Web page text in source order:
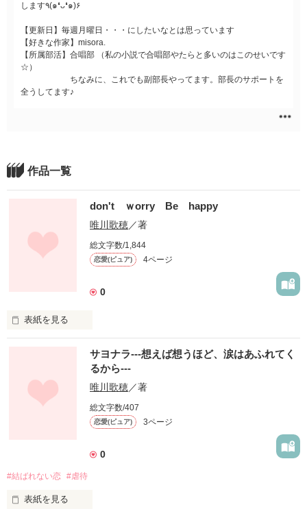
します٩(๑❛ᴗ❛๑)۶
【更新日】毎週月曜日・・・にしたいなとは思っています
【好きな作家】misora.
【所属部活】合唱部 （私の小説で合唱部やたらと多いのはこのせいです
☆）
ちなみに、これでも副部長やってます。部長のサポートを
全うしてます♪
作品一覧
don't ｗоrry Be happy
唯川歌穂／著
総文字数/1,844
恋愛(ピュア) 4ページ
0
表紙を見る
作品を読む
サヨナラ---想えば想うほど、涙はあふれてく
るから---
唯川歌穂／著
総文字数/407
恋愛(ピュア) 3ページ
0
#結ばれない恋 #虐待
表紙を見る